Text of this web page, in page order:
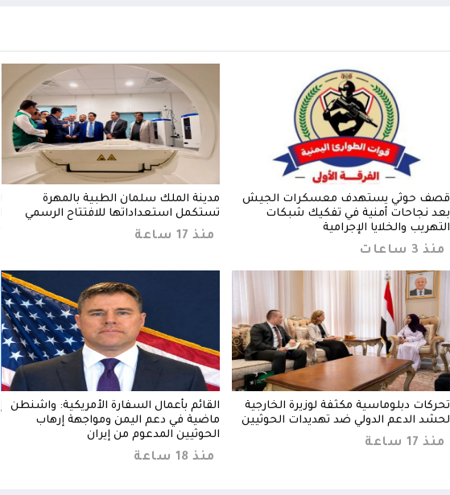
قصف حوثي يستهدف معسكرات الجيش
بعد نجاحات أمنية في تفكيك شبكات
التهريب والخلايا الإجرامية
منذ 3 ساعات
مدينة الملك سلمان الطبية بالمهرة
تستكمل استعداداتها للافتتاح الرسمي
منذ 17 ساعة
تحركات دبلوماسية مكثفة لوزيرة الخارجية
لحشد الدعم الدولي ضد تهديدات الحوثيين
منذ 17 ساعة
القائم بأعمال السفارة الأمريكية: واشنطن
ماضية في دعم اليمن ومواجهة إرهاب
الحوثيين المدعوم من إيران
منذ 18 ساعة